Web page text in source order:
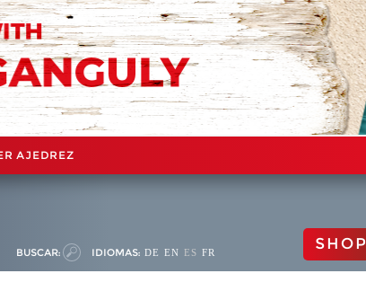
AJEDREZ
BUSCAR: IDIOMAS: DE EN ES FR SHOP